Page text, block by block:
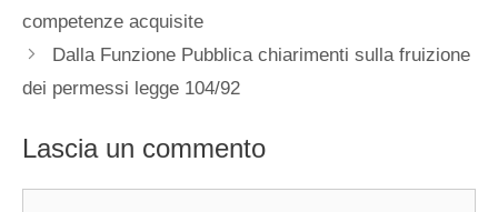
competenze acquisite
Dalla Funzione Pubblica chiarimenti sulla fruizione
dei permessi legge 104/92
Lascia un commento